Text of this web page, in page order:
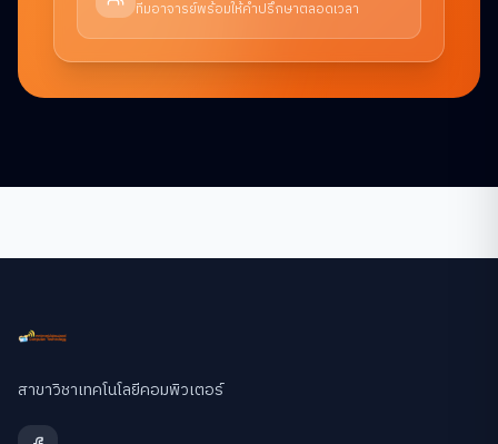
ทีมอาจารย์พร้อมให้คำปรึกษาตลอดเวลา
สาขาวิชาเทคโนโลยีคอมพิวเตอร์